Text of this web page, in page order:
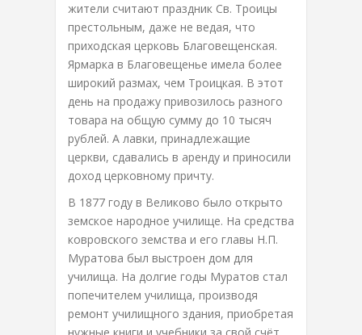
жители считают праздник Св. Троицы
престольным, даже не ведая, что
приходская церковь Благовещенская.
Ярмарка в Благовещенье имела более
широкий размах, чем Троицкая. В этот
день на продажу привозилось разного
товара на общую сумму до 10 тысяч
рублей. А лавки, принадлежащие
церкви, сдавались в аренду и приносили
доход церковному причту.
В 1877 году в Великово было открыто
земское народное училище. На средства
ковровского земства и его главы Н.П.
Муратова был выстроен дом для
училища. На долгие годы Муратов стал
попечителем училища, производя
ремонт училищного здания, приобретая